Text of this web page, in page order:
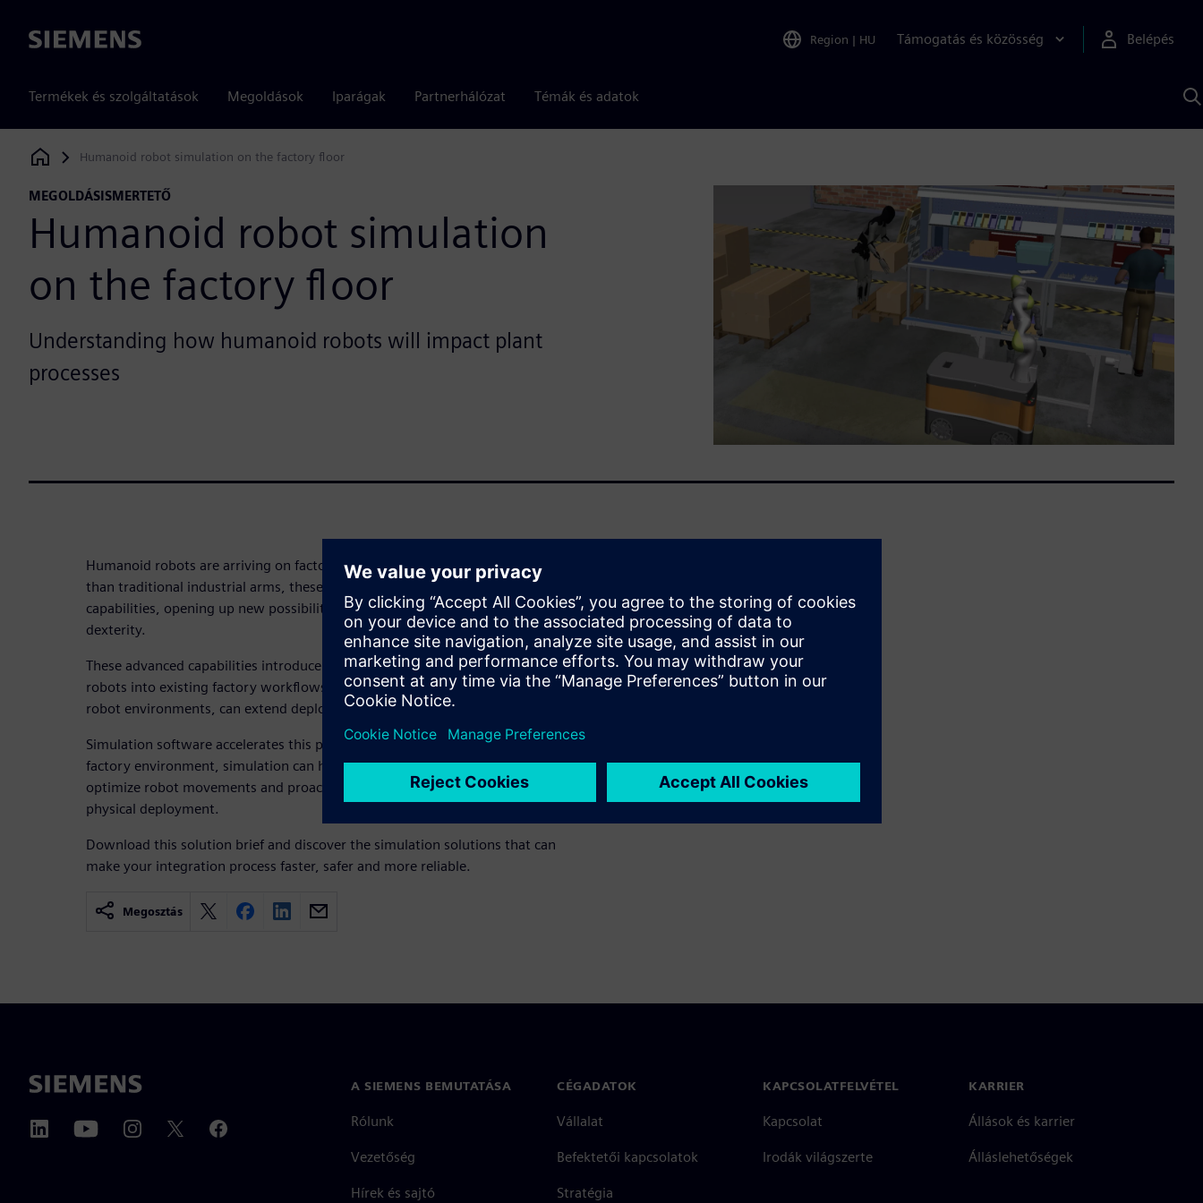
Siemens Region | HU Támogatás és közösség Belépés
Termékek és szolgáltatások Megoldások Iparágak Partnerhálózat Témák és adatok
Siemens Digital Industries Software
Humanoid robot simulation on the factory floor
MEGOLDÁSISMERTETŐ
Humanoid robot simulation
on the factory floor
Understanding how humanoid robots will impact plant
processes
Humanoid robots are arriving on factory floors. More versatile and adaptable
than traditional industrial arms, these cutting-edge machines mimic human
capabilities, opening up new possibilities for tasks requiring mobility and
dexterity.
These advanced capabilities introduce new complexities. Integrating humanoid
robots into existing factory workflows, particularly in spaces shared human-
robot environments, can extend deployment timelines and increase costs.
Simulation software accelerates this process. By creating virtual replicas of the
factory environment, simulation can help predict potential interactions,
optimize robot movements and proactively identify safety concerns before
physical deployment.
Download this solution brief and discover the simulation solutions that can
make your integration process faster, safer and more reliable.
Megosztás
A SIEMENS BEMUTATÁSA
Rólunk
Vezetőség
Hírek és sajtó
CÉGADATOK
Vállalat
Befektetői kapcsolatok
Stratégia
KAPCSOLATFELVÉTEL
Kapcsolat
Irodák világszerte
KARRIER
Állások és karrier
Álláslehetőségek